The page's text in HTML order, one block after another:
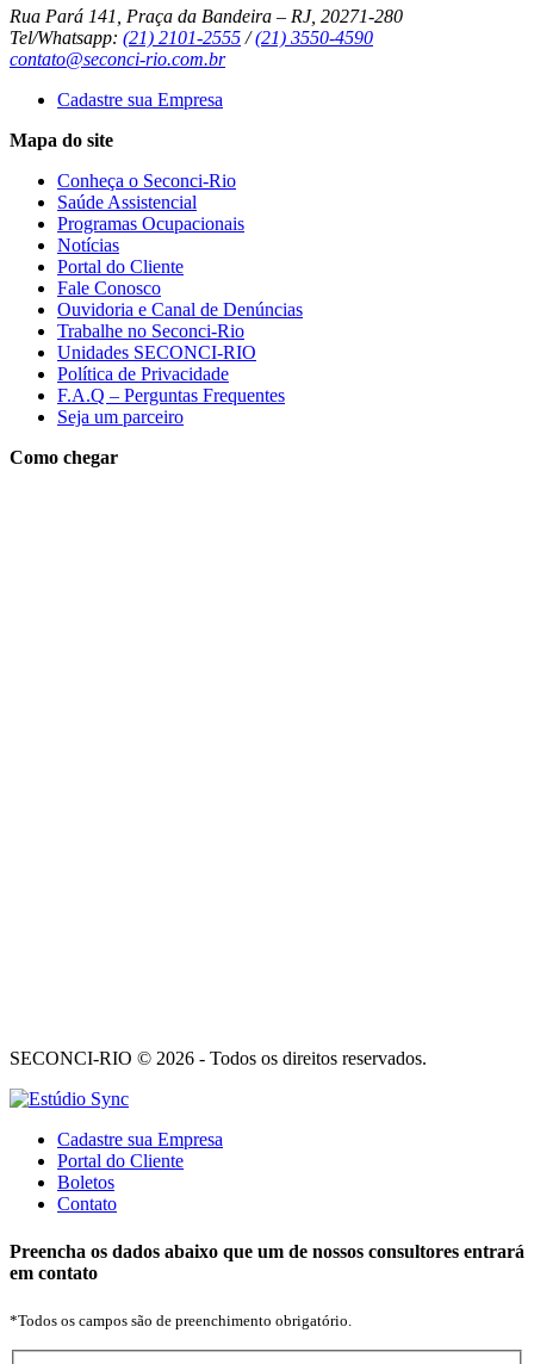
Rua Pará 141, Praça da Bandeira – RJ, 20271-280
Tel/Whatsapp: (21) 2101-2555/(21) 3550-4590
contato@seconci-rio.com.br
Cadastre sua Empresa
Mapa do site
Conheça o Seconci-Rio
Saúde Assistencial
Programas Ocupacionais
Notícias
Portal do Cliente
Fale Conosco
Ouvidoria e Canal de Denúncias
Trabalhe no Seconci-Rio
Unidades SECONCI-RIO
Política de Privacidade
F.A.Q – Perguntas Frequentes
Seja um parceiro
Como chegar
SECONCI-RIO © 2026 - Todos os direitos reservados.
Cadastre sua Empresa
Portal do Cliente
Boletos
Contato
Preencha os dados abaixo que um de nossos consultores entrará
em contato
*Todos os campos são de preenchimento obrigatório.